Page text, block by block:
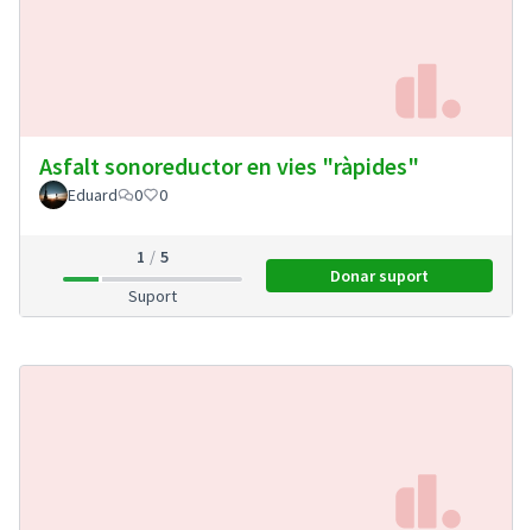
Asfalt sonoreductor en vies "ràpides"
Eduard 0 0
1
5
Suport
Donar suport
Asfalt